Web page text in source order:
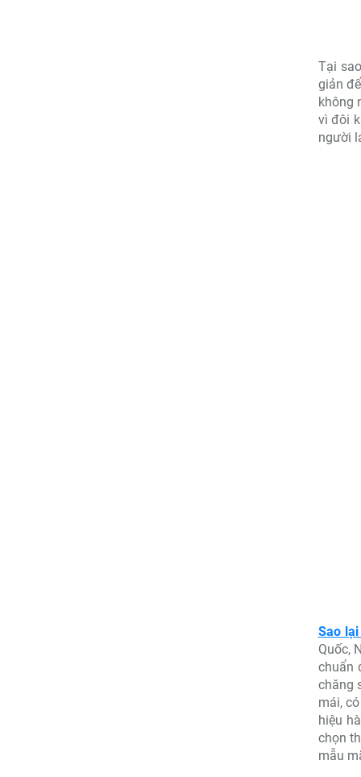
Tại
giản
không
vì đôi
người
Sao
Quốc,
chuẩn
chăng
mái,
hiệu
chọn
mẫu